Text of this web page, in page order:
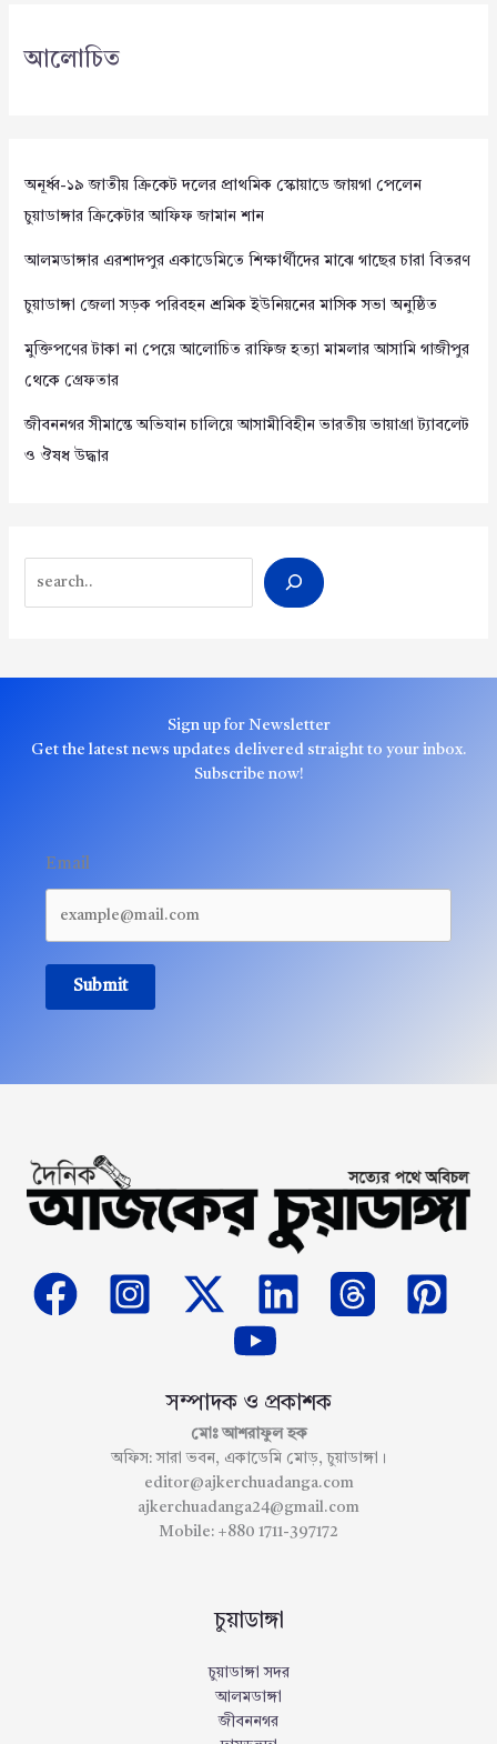
আলোচিত
অনূর্ধ্ব-১৯ জাতীয় ক্রিকেট দলের প্রাথমিক স্কোয়াডে জায়গা পেলেন
চুয়াডাঙ্গার ক্রিকেটার আফিফ জামান শান
আলমডাঙ্গার এরশাদপুর একাডেমিতে শিক্ষার্থীদের মাঝে গাছের চারা বিতরণ
চুয়াডাঙ্গা জেলা সড়ক পরিবহন শ্রমিক ইউনিয়নের মাসিক সভা অনুষ্ঠিত
মুক্তিপণের টাকা না পেয়ে আলোচিত রাফিজ হত্যা মামলার আসামি গাজীপুর
থেকে গ্রেফতার
জীবননগর সীমান্তে অভিযান চালিয়ে আসামীবিহীন ভারতীয় ভায়াগ্রা ট্যাবলেট
ও ঔষধ উদ্ধার
Sign up for Newsletter
Get the latest news updates delivered straight to your inbox.
Subscribe now!
Email
Submit
সম্পাদক ও প্রকাশক
মোঃ আশরাফুল হক
অফিস: সারা ভবন, একাডেমি মোড়, চুয়াডাঙ্গা।
editor@ajkerchuadanga.com
ajkerchuadanga24@gmail.com
Mobile: +880 1711-397172
চুয়াডাঙ্গা
চুয়াডাঙ্গা সদর
আলমডাঙ্গা
জীবননগর